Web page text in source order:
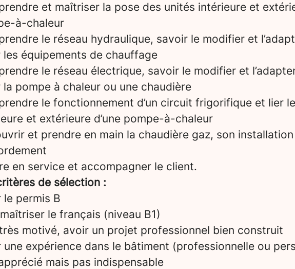
et maîtriser la pose des unités intérieure et
à-chaleur
le réseau hydraulique, savoir le modifier et
les équipements de chauffage
le réseau électrique, savoir le modifier et
la pompe à chaleur ou une chaudière
le fonctionnement d’un circuit frigorifique et lier
et extérieure d’une pompe-à-chaleur
et prendre en main la chaudière gaz, son
en service et accompagner le client.
de sélection :
le permis B
le français (niveau B1)
motivé, avoir un projet professionnel bien construit
une expérience dans le bâtiment (professionnelle ou
mais pas indispensable